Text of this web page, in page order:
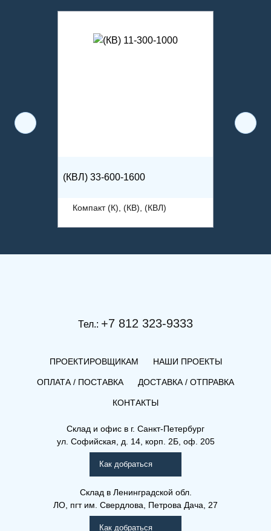
(КВЛ) 33-600-1600
Компакт (К), (КВ), (КВЛ)
Компакт (К), (КВ), (КВЛ)
Тел.: +7 812 323-9333
ПРОЕКТИРОВЩИКАМ НАШИ ПРОЕКТЫ
ОПЛАТА / ПОСТАВКА ДОСТАВКА / ОТПРАВКА
КОНТАКТЫ
Склад и офис в г. Санкт-Петербург
ул. Софийская, д. 14, корп. 2Б, оф. 205
Как добраться
Склад в Ленинградской обл.
ЛО, пгт им. Свердлова, Петрова Дача, 27
Как добраться